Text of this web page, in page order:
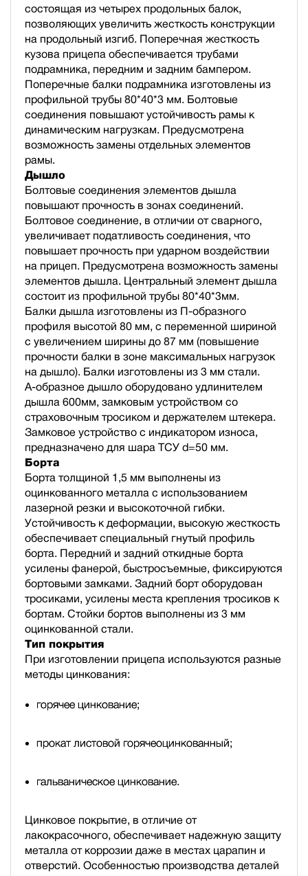
состоящая из четырех продольных балок,
позволяющих увеличить жесткость конструкции
на продольный изгиб. Поперечная жесткость
кузова прицепа обеспечивается трубами
подрамника, передним и задним бампером.
Поперечные балки подрамника изготовлены из
профильной трубы 80*40*3 мм. Болтовые
соединения повышают устойчивость рамы к
динамическим нагрузкам. Предусмотрена
возможность замены отдельных элементов
рамы.
Дышло
Болтовые соединения элементов дышла
повышают прочность в зонах соединений.
Болтовое соединение, в отличии от сварного,
увеличивает податливость соединения, что
повышает прочность при ударном воздействии
на прицеп. Предусмотрена возможность замены
элементов дышла. Центральный элемент дышла
состоит из профильной трубы 80*40*3мм.
Балки дышла изготовлены из П-образного
профиля высотой 80 мм, с переменной шириной
с увеличением ширины до 87 мм (повышение
прочности балки в зоне максимальных нагрузок
на дышло). Балки изготовлены из 3 мм стали.
А-образное дышло оборудовано удлинителем
дышла 600мм, замковым устройством со
страховочным тросиком и держателем штекера.
Замковое устройство с индикатором износа,
предназначено для шара ТСУ d=50 мм.
Борта
Борта толщиной 1,5 мм выполнены из
оцинкованного металла с использованием
лазерной резки и высокоточной гибки.
Устойчивость к деформации, высокую жесткость
обеспечивает специальный гнутый профиль
борта. Передний и задний откидные борта
усилены фанерой, быстросъемные, фиксируются
бортовыми замками. Задний борт оборудован
тросиками, усилены места крепления тросиков к
бортам. Стойки бортов выполнены из 3 мм
оцинкованной стали.
Тип покрытия
При изготовлении прицепа используются разные
методы цинкования:
горячее цинкование;
прокат листовой горячеоцинкованный;
гальваническое цинкование.
Цинковое покрытие, в отличие от
лакокрасочного, обеспечивает надежную защиту
металла от коррозии даже в местах царапин и
отверстий. Особенностью производства деталей